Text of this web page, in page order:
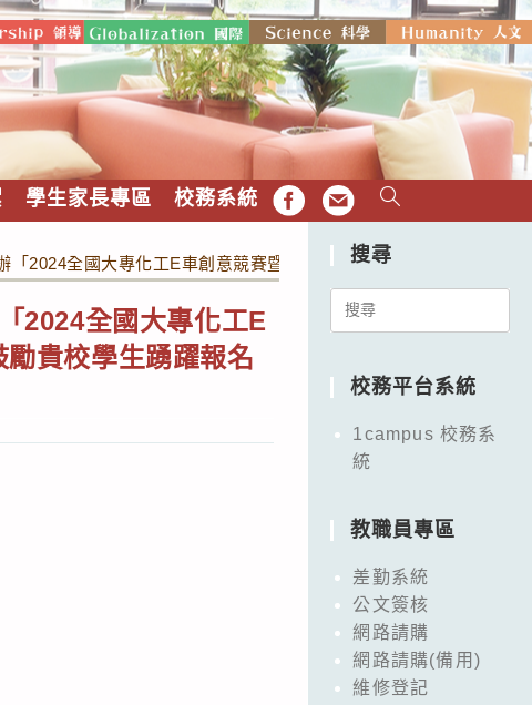
學生家長專區 校務系統 FB EMAIL
2024全國大專化工E車創意競賽暨高中職巴克球組裝競賽」，敬
2024全國大專化工E
貴校學生踴躍報名
搜尋
Search
校務平台系統
1campus 校務系
統
教職員專區
差勤系統
公文簽核
網路請購
網路請購(備用)
維修登記